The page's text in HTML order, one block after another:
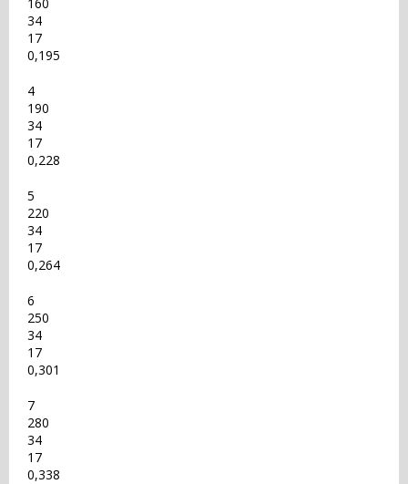
34
17
0,195
4
190
34
17
0,228
5
220
34
17
0,264
6
250
34
17
0,301
7
280
34
17
0,338